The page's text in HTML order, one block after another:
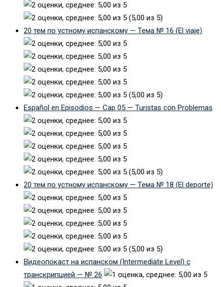
(5,00 из 5)
20 тем по устному испанскому — Тема № 16 (El viaje)
(5,00 из 5)
Español en Episodios — Cap 05 — Turistas con Problemas
(5,00 из 5)
20 тем по устному испанскому — Тема № 18 (El deporte)
(5,00 из 5)
Видеопокаст на испанском (Intermediate Level) с
транскрипцией — № 26